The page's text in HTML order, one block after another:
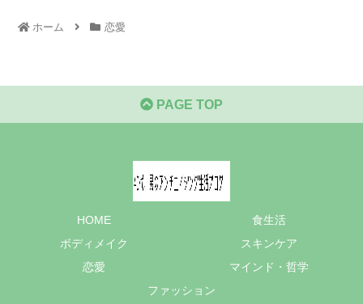
ホーム 恋愛
PAGE TOP
HOME
食生活
ボディメイク
スキンケア
恋愛
マインド・哲学
ファッション